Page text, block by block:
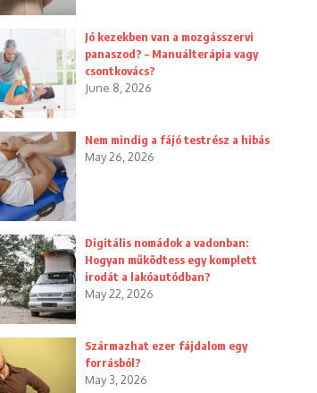
Jó kezekben van a mozgásszervi
panaszod? – Manuálterápia vagy
csontkovács?
June 8, 2026
Nem mindig a fájó testrész a hibás
May 26, 2026
Digitális nomádok a vadonban:
Hogyan működtess egy komplett
irodát a lakóautódban?
May 22, 2026
Származhat ezer fájdalom egy
forrásból?
May 3, 2026